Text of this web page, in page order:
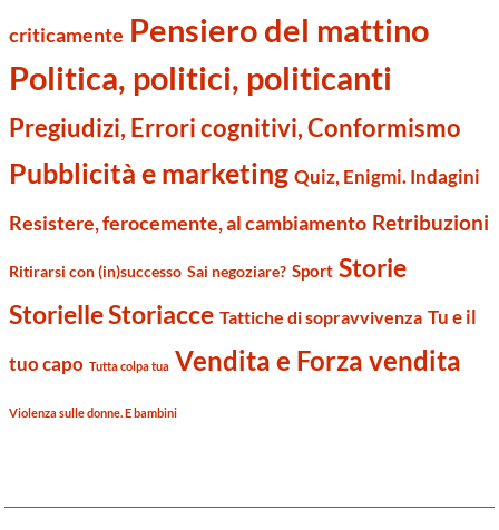
criticamente Pensiero del mattino
Politica, politici, politicanti
Pregiudizi, Errori cognitivi, Conformismo
Pubblicità e marketing Quiz, Enigmi. Indagini
Resistere, ferocemente, al cambiamento Retribuzioni
Ritirarsi con (in)successo Sai negoziare? Sport Storie
Storielle Storiacce Tattiche di sopravvivenza Tu e il
tuo capo Tutta colpa tua Vendita e Forza vendita
Violenza sulle donne. E bambini